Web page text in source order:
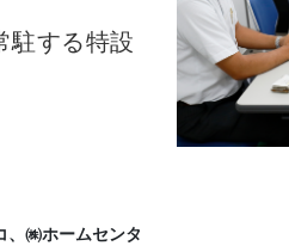
駐する特設
㈱ホームセンタ